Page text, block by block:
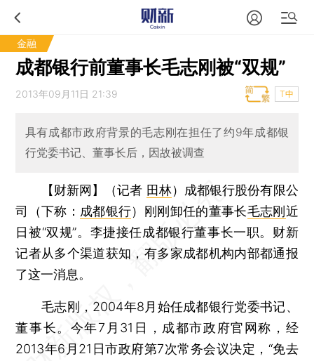
金融
成都银行前董事长毛志刚被“双规”
2013年09月11日 21:39 T中
具有成都市政府背景的毛志刚在担任了约9年成都银
行党委书记、董事长后，因故被调查
【财新网】（记者 田林）
成都银行股份有限公
司（下称： 成都银行）刚刚卸任的董事长毛志刚 近
日被“双规”。李捷接任成都银行董事长一职。财新
记者从多个渠道获知，有多家成都机构内部都通报
了这一消息。
毛志刚，2004年8月始任成都银行党委书记、
董事长。今年7月31日，成都市政府官网称，经
2013年6月21日市政府第7次常务会议决定，“免去